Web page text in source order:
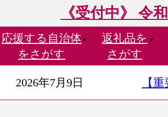
《受付中》 令
応援する 自治体
をさがす
返礼品を
さがす
2026年7月9日 【